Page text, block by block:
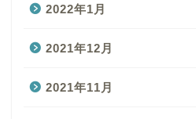
2022年1月
2021年12月
2021年11月